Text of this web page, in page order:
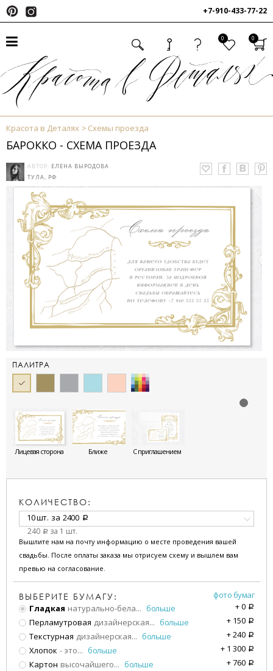
+7-910-433-77-22
0 0
Красота в Деталях Схемы проезда
БАРОККО - СХЕМА ПРОЕЗДА
АВТОР: ЕЛЕНА ВЫРОДОВА
ТУЛА, РФ
ПАЛИТРА
Лицевая сторона Ближе С приглашением
КОЛИЧЕСТВО:
10 шт. за 2400 a
240 a за 1 шт.
Вышлите нам на почту информацию о месте проведения вашей
свадьбы. После оплаты заказа мы отрисуем схему и вышлем вам
превью на согласование.
ВЫБЕРИТЕ БУМАГУ:
фото бумаг
Гладкая натурально-бела... больше +0 a
Перламутровая дизайнерская... больше + 150 a
Текстурная дизайнерская... больше +240 a
Хлопок - это... больше + 1 300 a
Картон высочайшего... больше +760 a